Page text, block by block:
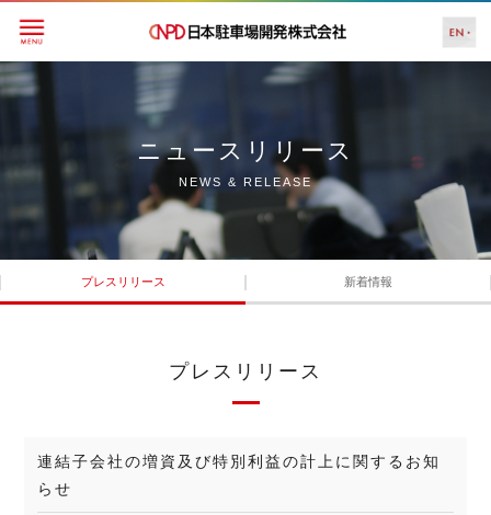
ニュースリリース
NEWS & RELEASE
プレスリリース 新着情報
プレスリリース
連結子会社の増資及び特別利益の計上に関するお知
らせ